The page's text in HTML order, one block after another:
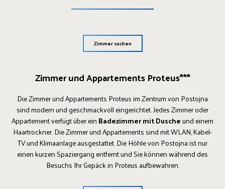
Zimmer suchen
Zimmer und Appartements Proteus***
Die Zimmer und Appartements Proteus im Zentrum von Postojna
sind modern und geschmackvoll eingerichtet. Jedes Zimmer oder
Appartement verfügt über ein Badezimmer mit Duscheund einem
Haartrockner. Die Zimmer und Appartements sind mit WLAN, Kabel-
TV und Klimaanlage ausgestattet. Die Höhle von Postojna ist nur
einen kurzen Spaziergang entfernt und Sie können während des
Besuchs Ihr Gepäck in Proteus aufbewahren.